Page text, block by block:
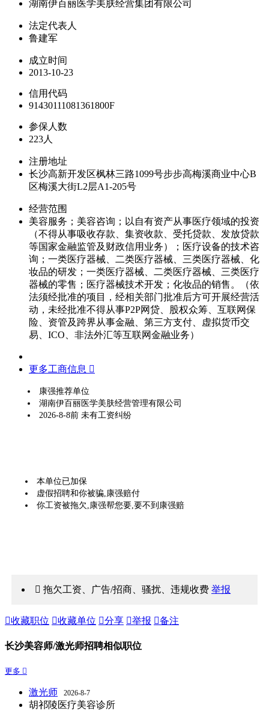
湖南伊百丽医学美肤经营集团有限公司
法定代表人
鲁建军
成立时间
2013-10-23
信用代码
91430111081361800F
参保人数
223人
注册地址
长沙高新开发区枫林三路1099号步步高梅溪商业中心B
区梅溪大街L2层A1-205号
经营范围
美容服务；美容咨询；以自有资产从事医疗领域的投资
（不得从事吸收存款、集资收款、受托贷款、发放贷款
等国家金融监管及财政信用业务）；医疗设备的技术咨
询；一类医疗器械、二类医疗器械、三类医疗器械、化
妆品的研发；一类医疗器械、二类医疗器械、三类医疗
器械的零售；医疗器械技术开发；化妆品的销售。（依
法须经批准的项目，经相关部门批准后方可开展经营活
动，未经批准不得从事P2P网贷、股权众筹、互联网保
险、资管及跨界从事金融、第三方支付、虚拟货币交
易、ICO、非法外汇等互联网金融业务）
更多工商信息 
康强推荐单位
湖南伊百丽医学美肤经营管理有限公司
2026-8-8前 未有工资纠纷
本单位已加保
虚假招聘和你被骗,康强赔付
你工资被拖欠,康强帮您要,要不到康强赔
 拖欠工资、广告/招商、骚扰、违规收费举报
收藏职位 收藏单位 分享 举报 备注
长沙美容师/激光师招聘相似职位
更多 
激光师 2026-8-7
胡祁陵医疗美容诊所